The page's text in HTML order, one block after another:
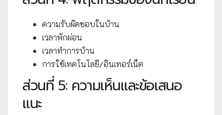
ความรับผิดชอบในบ้าน
เวลาพักผ่อน
เวลาทำการบ้าน
การใช้เทคโนโลยี/อินเทอร์เน็ต
ส่วนที่ 5: ความเห็นและข้อเสนอ
แนะ